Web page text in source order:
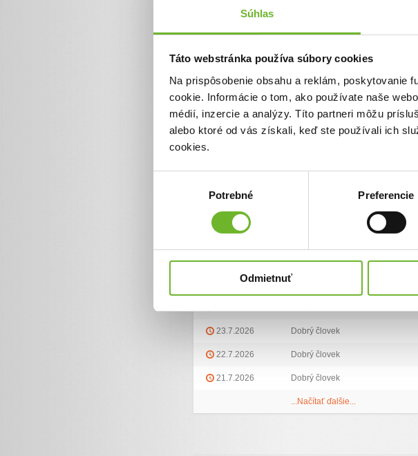
Súhlas
Táto webstránka používa súbory cookies
Na prispôsobenie obsahu a reklám, poskytovanie
cookie. Informácie o tom, ako používate naše
médií, inzercie a analýzy. Títo partneri môžu
alebo ktoré od vás získali, keď ste používali ich
cookies.
Potrebné Preferencie
Odmietnuť
www.evs.sk
Zoznam darov (4540)
4.8.2026
4.8.2026
29.7.2026 Dobrý človek
29.7.2026
23.7.2026 Dobrý človek
22.7.2026 Dobrý človek
21.7.2026 Dobrý človek
...Načítať ďalšie...